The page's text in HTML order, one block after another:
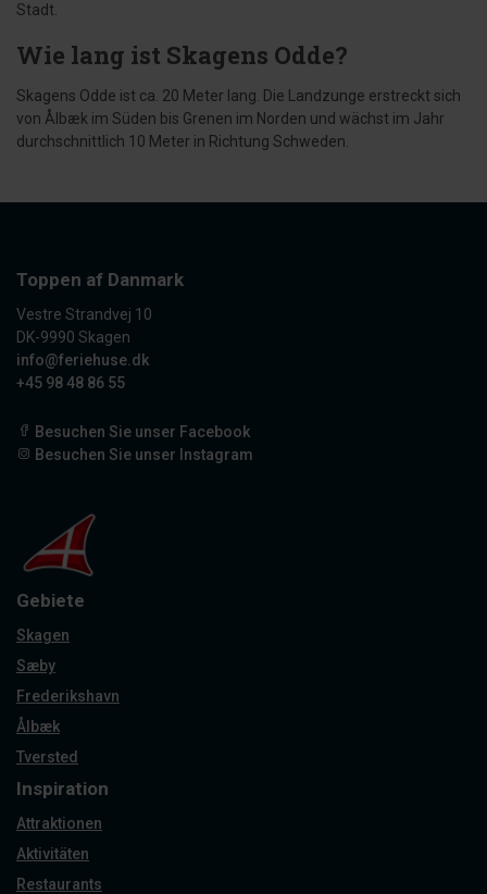
Stadt.
Wie lang ist Skagens Odde?
Skagens Odde ist ca. 20 Meter lang. Die Landzunge erstreckt sich
von Ålbæk im Süden bis Grenen im Norden und wächst im Jahr
durchschnittlich 10 Meter in Richtung Schweden.
Toppen af Danmark
Vestre Strandvej 10
DK-9990 Skagen
info@feriehuse.dk
+45 98 48 86 55
Besuchen Sie unser Facebook
Besuchen Sie unser Instagram
Gebiete
Skagen
Sæby
Frederikshavn
Ålbæk
Tversted
Inspiration
Attraktionen
Aktivitäten
Restaurants